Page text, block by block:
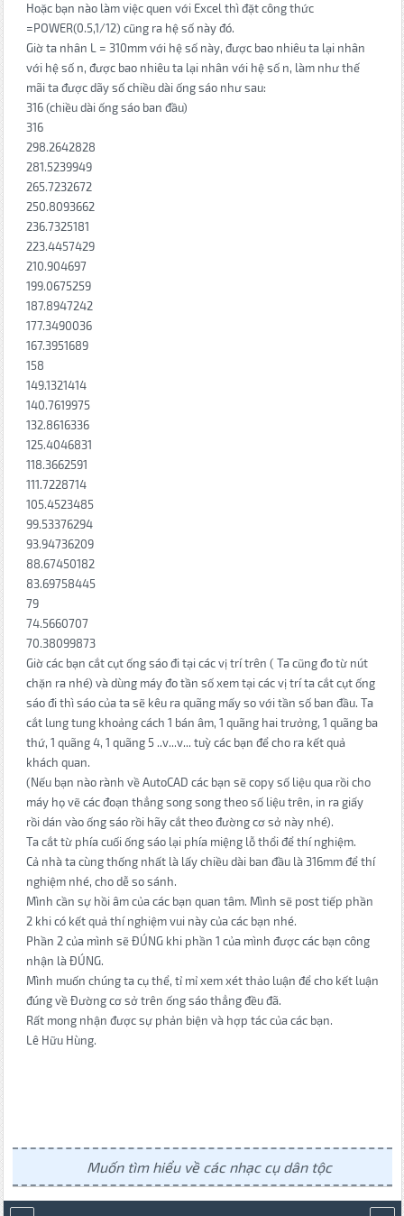
Hoặc bạn nào làm việc quen với Excel thì đặt công thức
=POWER(0.5,1/12) cũng ra hệ số này đó.
Giờ ta nhân L = 310mm với hệ số này, được bao nhiêu ta lại nhân
với hệ số n, được bao nhiêu ta lại nhân với hệ số n, làm như thế
mãi ta được dãy số chiều dài ống sáo như sau:
316 (chiều dài ống sáo ban đầu)
316
298.2642828
281.5239949
265.7232672
250.8093662
236.7325181
223.4457429
210.904697
199.0675259
187.8947242
177.3490036
167.3951689
158
149.1321414
140.7619975
132.8616336
125.4046831
118.3662591
111.7228714
105.4523485
99.53376294
93.94736209
88.67450182
83.69758445
79
74.5660707
70.38099873
Giờ các bạn cắt cụt ống sáo đi tại các vị trí trên ( Ta cũng đo từ nút
chặn ra nhé) và dùng máy đo tần số xem tại các vị trí ta cắt cụt ống
sáo đi thì sáo của ta sẽ kêu ra quãng mấy so với tần số ban đầu. Ta
cắt lung tung khoảng cách 1 bán âm, 1 quãng hai trưởng, 1 quãng ba
thứ, 1 quãng 4, 1 quãng 5 ..v...v... tuỳ các bạn để cho ra kết quả
khách quan.
(Nếu bạn nào rành về AutoCAD các bạn sẽ copy số liệu qua rồi cho
máy họ vẽ các đoạn thẳng song song theo số liệu trên, in ra giấy
rồi dán vào ống sáo rồi hãy cắt theo đường cơ sở này nhé).
Ta cắt từ phía cuối ống sáo lại phía miệng lỗ thổi để thí nghiệm.
Cả nhà ta cùng thống nhất là lấy chiều dài ban đầu là 316mm để thí
nghiệm nhé, cho dễ so sánh.
Mình cần sự hồi âm của các bạn quan tâm. Mình sẽ post tiếp phần
2 khi có kết quả thí nghiệm vui này của các bạn nhé.
Phần 2 của mình sẽ ĐÚNG khi phần 1 của mình được các bạn công
nhận là ĐÚNG.
Mình muốn chúng ta cụ thể, tỉ mỉ xem xét thảo luận để cho kết luận
đúng về Đường cơ sở trên ống sáo thẳng đều đã.
Rất mong nhận được sự phản biện và hợp tác của các bạn.
Lê Hữu Hùng.
Muốn tìm hiểu về các nhạc cụ dân tộc